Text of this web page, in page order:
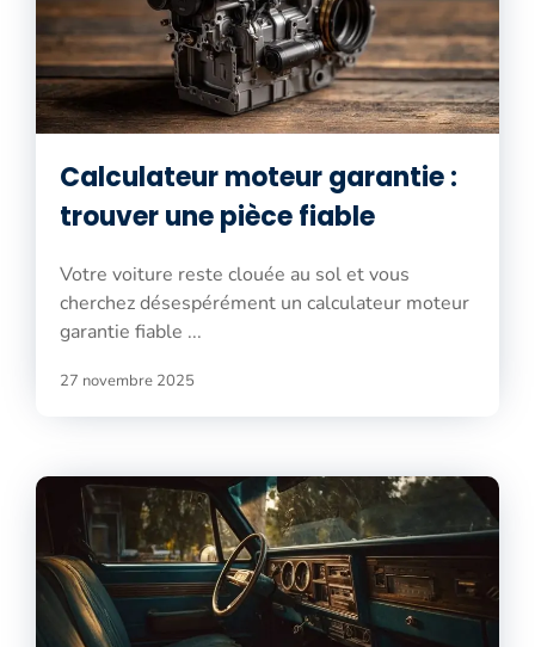
Calculateur moteur garantie :
trouver une pièce fiable
Votre voiture reste clouée au sol et vous
cherchez désespérément un calculateur moteur
garantie fiable ...
27 novembre 2025